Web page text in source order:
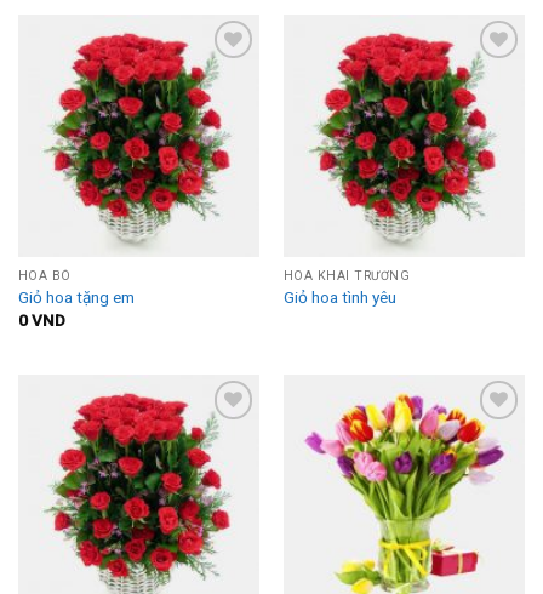
Add to
Wishlist
HOA BÓ
Giỏ hoa tặng em
0VND
Add to
Wishlist
HOA KHAI TRƯƠNG
Giỏ hoa tình yêu
Add to
Wishlist
Add to
Wishlist